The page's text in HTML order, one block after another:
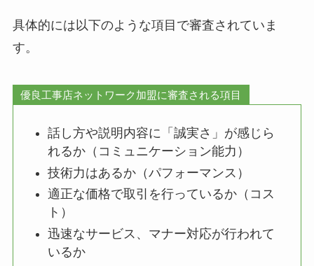
具体的には以下のような項目で審査されていま
す。
優良工事店ネットワーク加盟に審査される項目
話し方や説明内容に「誠実さ」が感じら
れるか（コミュニケーション能力）
技術力はあるか（パフォーマンス）
適正な価格で取引を行っているか（コス
ト）
迅速なサービス、マナー対応が行われて
いるか